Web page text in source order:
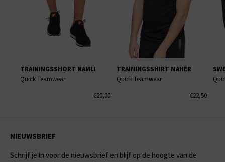
TRAININGSSHORT NAMLI
Quick Teamwear
€20,00
TRAININGSSHIRT MAHER
Quick Teamwear
€22,50
NIEUWSBRIEF
Schrijf je in voor de nieuwsbrief en blijf op de hoogte van de